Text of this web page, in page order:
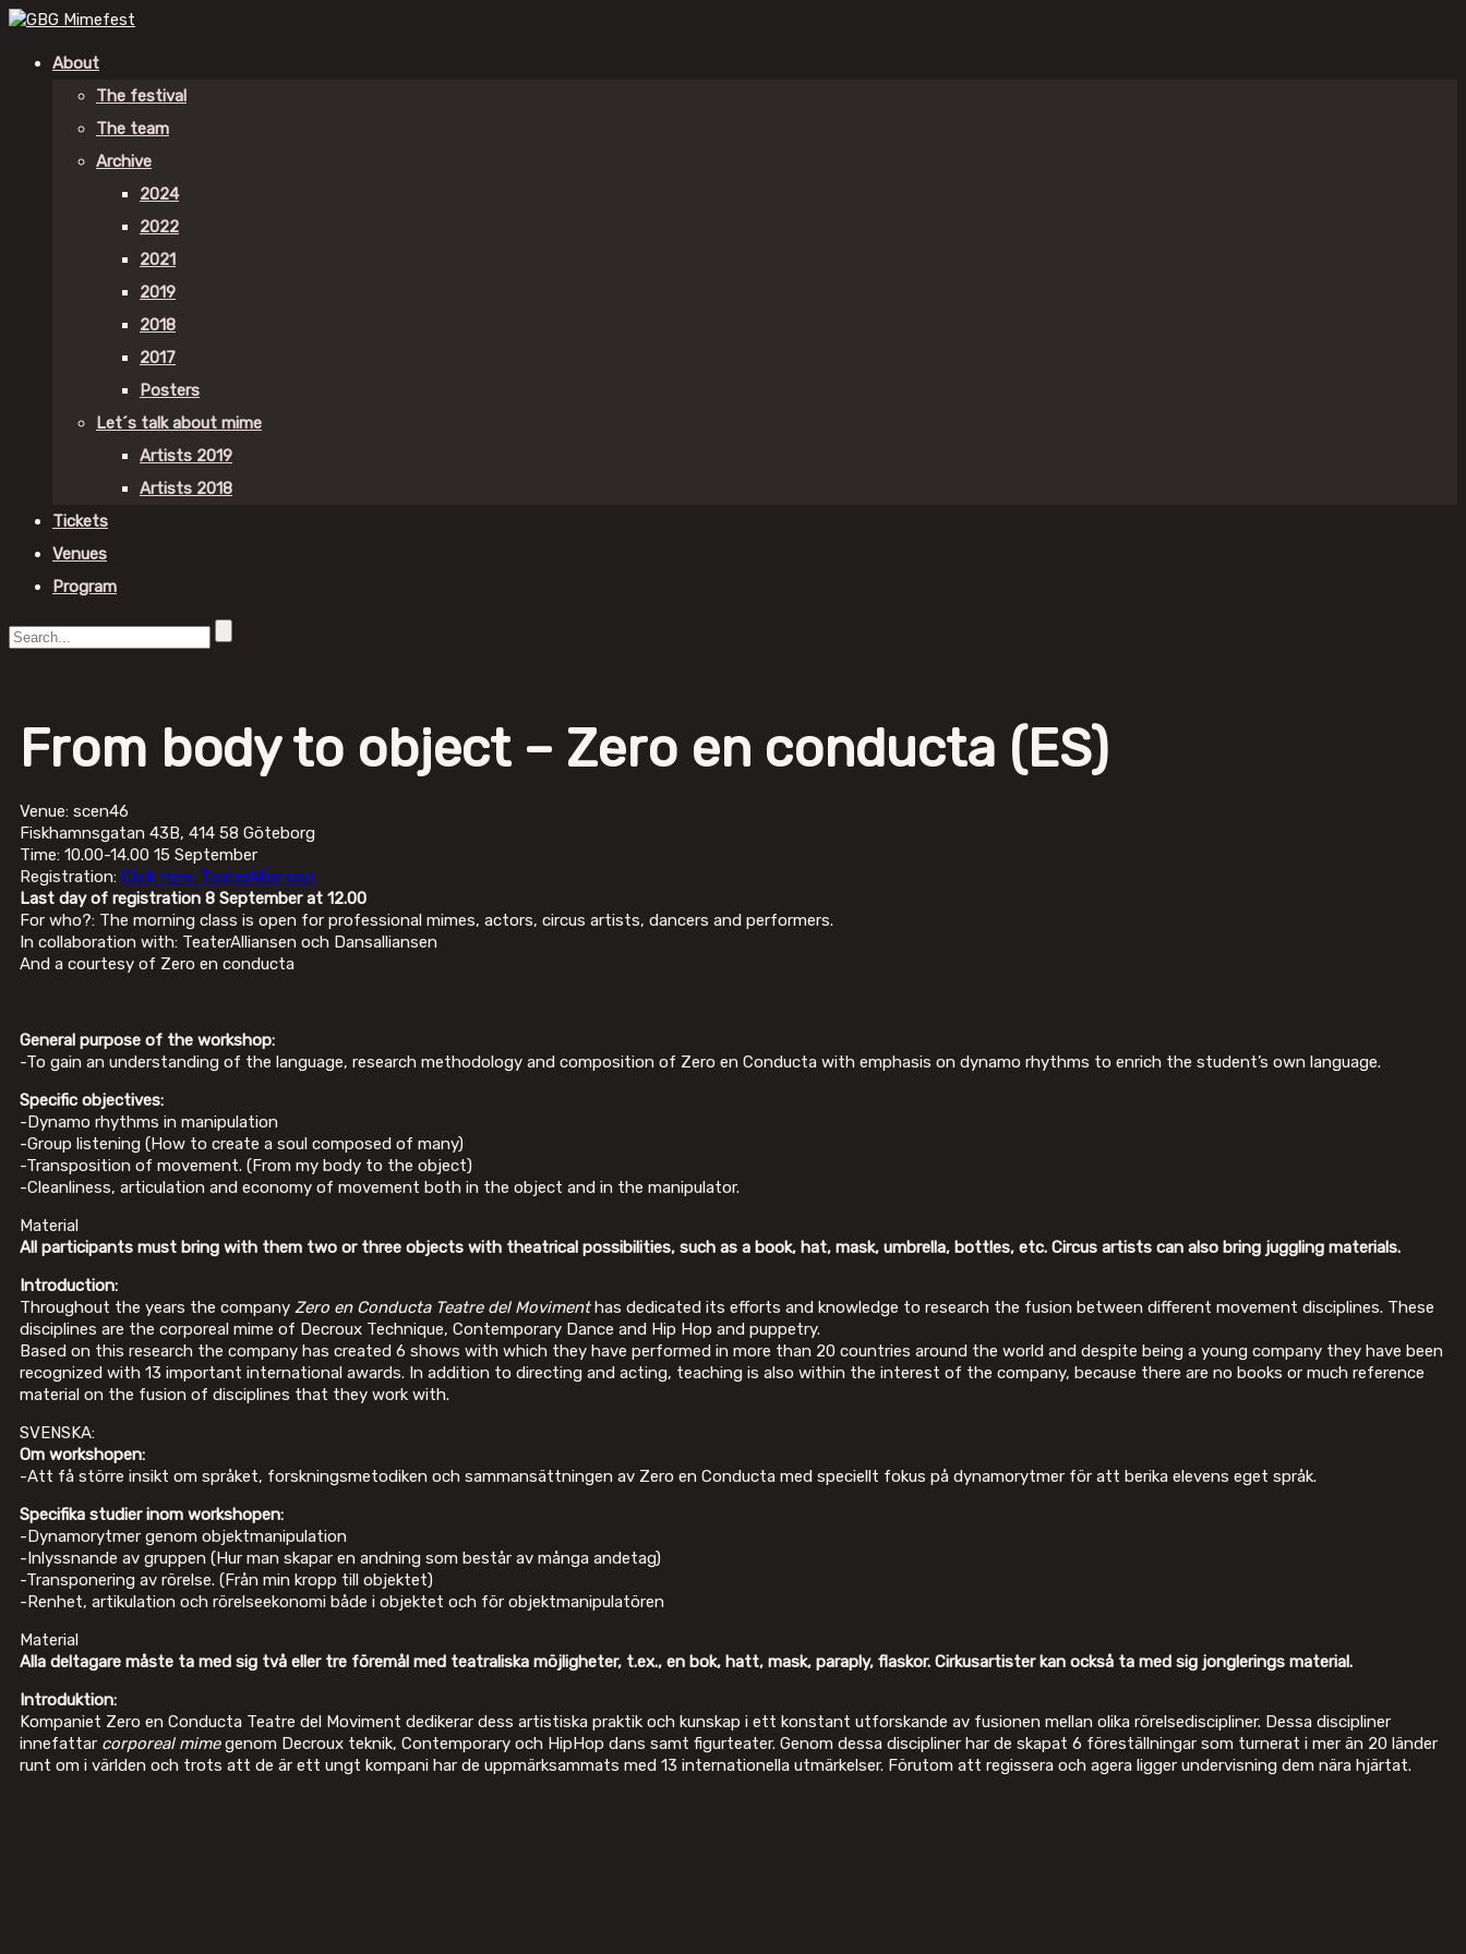
About
The festival
The team
Archive
2024
2022
2021
2019
2018
2017
Posters
Let´s talk about mime
Artists 2019
Artists 2018
Tickets
Venues
Program
From body to object – Zero en conducta (ES)
Venue: scen46
Fiskhamnsgatan 43B, 414 58 Göteborg
Time: 10.00-14.00 15 September
Registration: Click here: TeaterAlliansen
Last day of registration 8 September at 12.00
For who?: The morning class is open for professional mimes, actors, circus artists, dancers and performers.
In collaboration with: TeaterAlliansen och Dansalliansen
And a courtesy of Zero en conducta
General purpose of the workshop:
-To gain an understanding of the language, research methodology and composition of Zero en Conducta with emphasis on dynamo rhythms to enrich the student’s own language.
Specific objectives:
-Dynamo rhythms in manipulation
-Group listening (How to create a soul composed of many)
-Transposition of movement. (From my body to the object)
-Cleanliness, articulation and economy of movement both in the object and in the manipulator.
Material
All participants must bring with them two or three objects with theatrical possibilities, such as a book, hat, mask, umbrella, bottles, etc. Circus artists can also bring juggling materials.
Introduction:
Throughout the years the company Zero en Conducta Teatre del Movimenthas dedicated its efforts and knowledge to research the fusion between different movement disciplines. These
disciplines are the corporeal mime of Decroux Technique, Contemporary Dance and Hip Hop and puppetry.
Based on this research the company has created 6 shows with which they have performed in more than 20 countries around the world and despite being a young company they have been
recognized with 13 important international awards. In addition to directing and acting, teaching is also within the interest of the company, because there are no books or much reference
material on the fusion of disciplines that they work with.
SVENSKA:
Om workshopen:
-Att få större insikt om språket, forskningsmetodiken och sammansättningen av Zero en Conducta med speciellt fokus på dynamorytmer för att berika elevens eget språk.
Specifika studier inom workshopen:
-Dynamorytmer genom objektmanipulation
-Inlyssnande av gruppen (Hur man skapar en andning som består av många andetag)
-Transponering av rörelse. (Från min kropp till objektet)
-Renhet, artikulation och rörelseekonomi både i objektet och för objektmanipulatören
Material
Alla deltagare måste ta med sig två eller tre föremål med teatraliska möjligheter, t.ex., en bok, hatt, mask, paraply, flaskor. Cirkusartister kan också ta med sig jonglerings material.
Introduktion:
Kompaniet Zero en Conducta Teatre del Moviment dedikerar dess artistiska praktik och kunskap i ett konstant utforskande av fusionen mellan olika rörelsediscipliner. Dessa discipliner
innefattar corporeal mimegenom Decroux teknik, Contemporary och HipHop dans samt figurteater. Genom dessa discipliner har de skapat 6 föreställningar som turnerat i mer än 20 länder
runt om i världen och trots att de är ett ungt kompani har de uppmärksammats med 13 internationella utmärkelser. Förutom att regissera och agera ligger undervisning dem nära hjärtat.